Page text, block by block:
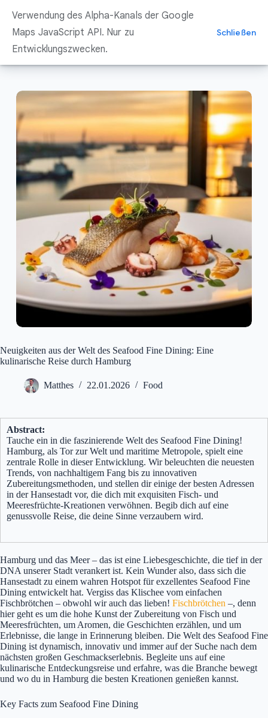
Inhalt
springen
Neuigkeiten aus der Welt des Seafood Fine Dining: Eine
kulinarische Reise durch Hamburg
Matthes 22.01.2026 Food
Abstract:
Tauche ein in die faszinierende Welt des Seafood Fine Dining!
Hamburg, als Tor zur Welt und maritime Metropole, spielt eine
zentrale Rolle in dieser Entwicklung. Wir beleuchten die neuesten
Trends, von nachhaltigem Fang bis zu innovativen
Zubereitungsmethoden, und stellen dir einige der besten Adressen
in der Hansestadt vor, die dich mit exquisiten Fisch- und
Meeresfrüchte-Kreationen verwöhnen. Begib dich auf eine
genussvolle Reise, die deine Sinne verzaubern wird.
Hamburg und das Meer – das ist eine Liebesgeschichte, die tief in der
DNA unserer Stadt verankert ist. Kein Wunder also, dass sich die
Hansestadt zu einem wahren Hotspot für exzellentes Seafood Fine
Dining entwickelt hat. Vergiss das Klischee vom einfachen
Fischbrötchen – obwohl wir auch das lieben! Fischbrötchen –, denn
hier geht es um die hohe Kunst der Zubereitung von Fisch und
Meeresfrüchten, um Aromen, die Geschichten erzählen, und um
Erlebnisse, die lange in Erinnerung bleiben. Die Welt des Seafood Fine
Dining ist dynamisch, innovativ und immer auf der Suche nach dem
nächsten großen Geschmackserlebnis. Begleite uns auf eine
kulinarische Entdeckungsreise und erfahre, was die Branche bewegt
und wo du in Hamburg die besten Kreationen genießen kannst.
Key Facts zum Seafood Fine Dining
Verwendung des Alpha-Kanals der Google
Maps JavaScript API. Nur zu
Entwicklungszwecken.
Schließen